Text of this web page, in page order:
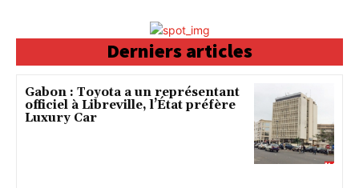
Derniers articles
Gabon : Toyota a un représentant
officiel à Libreville, l’État préfère
Luxury Car